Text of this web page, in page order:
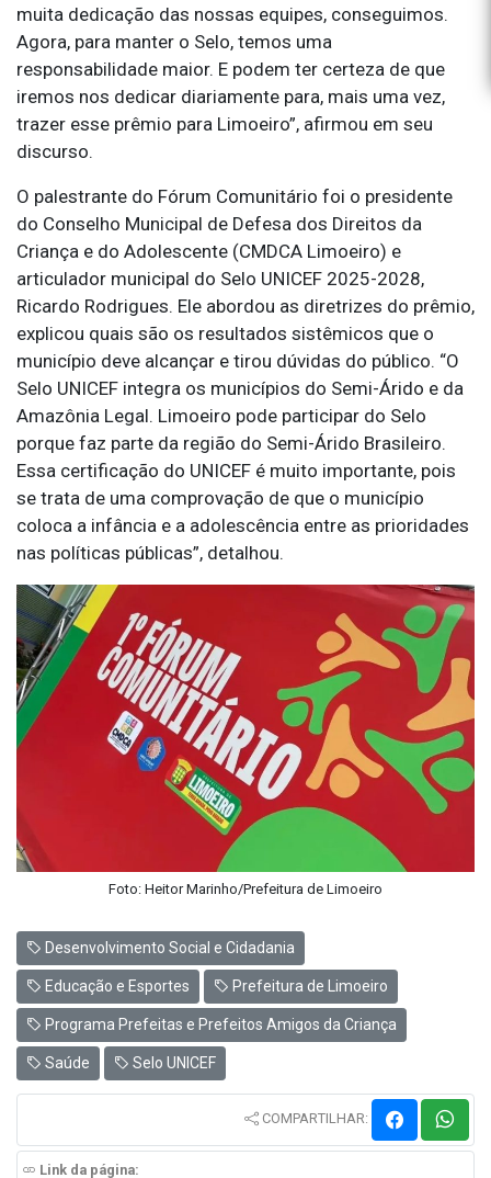
muita dedicação das nossas equipes, conseguimos.
Agora, para manter o Selo, temos uma
responsabilidade maior. E podem ter certeza de que
iremos nos dedicar diariamente para, mais uma vez,
trazer esse prêmio para Limoeiro”, afirmou em seu
discurso.
O palestrante do Fórum Comunitário foi o presidente
do Conselho Municipal de Defesa dos Direitos da
Criança e do Adolescente (CMDCA Limoeiro) e
articulador municipal do Selo UNICEF 2025-2028,
Ricardo Rodrigues. Ele abordou as diretrizes do prêmio,
explicou quais são os resultados sistêmicos que o
município deve alcançar e tirou dúvidas do público. “O
Selo UNICEF integra os municípios do Semi-Árido e da
Amazônia Legal. Limoeiro pode participar do Selo
porque faz parte da região do Semi-Árido Brasileiro.
Essa certificação do UNICEF é muito importante, pois
se trata de uma comprovação de que o município
coloca a infância e a adolescência entre as prioridades
nas políticas públicas”, detalhou.
Foto: Heitor Marinho/Prefeitura de Limoeiro
Desenvolvimento Social e Cidadania
Educação e Esportes Prefeitura de Limoeiro
Programa Prefeitas e Prefeitos Amigos da Criança
Saúde Selo UNICEF
COMPARTILHAR:
Link da página: